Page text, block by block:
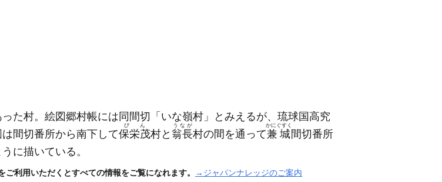
た村。絵図郷村帳には同間切「いな嶺村」とみえるが、琉球国高究
間切番所から南下して保栄茂
びん
村と 翁長
うなが
村の間を通って兼城
かにぐすく
間切番所
に描いている。
利用いただくとすべての情報をご覧になれます。 →ジャパンナレッジのご案内